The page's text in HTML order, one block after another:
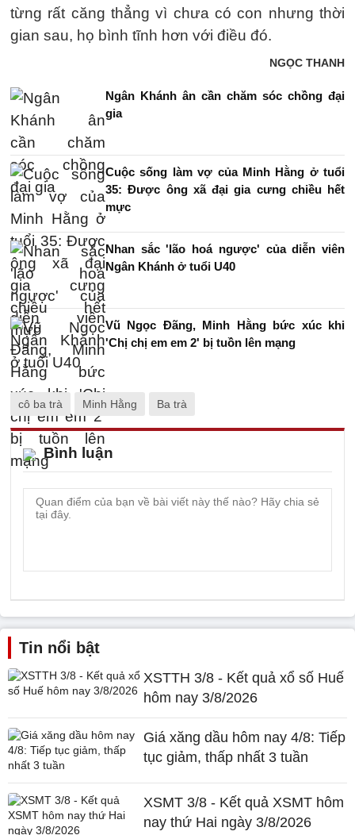
từng rất căng thẳng vì chưa có con nhưng thời
gian sau, họ bình tĩnh hơn với điều đó.
NGỌC THANH
Ngân Khánh ân cần chăm sóc chồng đại
gia
Cuộc sống làm vợ của Minh Hằng ở tuổi
35: Được ông xã đại gia cưng chiều hết
mực
Nhan sắc 'lão hoá ngược' của diễn viên
Ngân Khánh ở tuổi U40
Vũ Ngọc Đãng, Minh Hằng bức xúc khi
'Chị chị em em 2' bị tuồn lên mạng
cô ba trà Minh Hằng Ba trà
Bình luận
Tin nổi bật
XSTTH 3/8 - Kết quả xổ số Huế
hôm nay 3/8/2026
Giá xăng dầu hôm nay 4/8: Tiếp
tục giảm, thấp nhất 3 tuần
XSMT 3/8 - Kết quả XSMT hôm
nay thứ Hai ngày 3/8/2026